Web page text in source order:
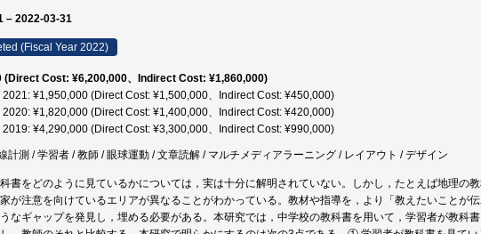
– 2022-03-31
(Fiscal Year 2022)
(Direct Cost: ¥6,200,000、Indirect Cost: ¥1,860,000)
2021: ¥1,950,000 (Direct Cost: ¥1,500,000、Indirect Cost: ¥450,000)
2020: ¥1,820,000 (Direct Cost: ¥1,400,000、Indirect Cost: ¥420,000)
2019: ¥4,290,000 (Direct Cost: ¥3,300,000、Indirect Cost: ¥990,000)
計測 / 学習者 / 教師 / 眼球運動 / 文章読解 / マルチメディアラーニング / レイアウト / デザイン
書をどのように見ているかについては，実は十分に解明されていない。しかし，たとえば地理の
が注意を向けているエリアが異なることがわかっている。教材や指導を，より「教えたいことが
なギャップを発見し，埋める必要がある。本研究では，中学校の教科書を用いて，学習者が教科